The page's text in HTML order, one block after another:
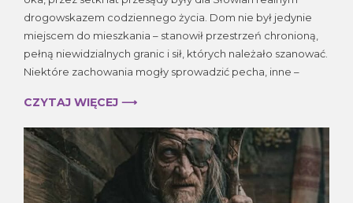
drogowskazem codziennego życia. Dom nie był jedynie
miejscem do mieszkania – stanowił przestrzeń chronioną,
pełną niewidzialnych granic i sił, których należało szanować.
Niektóre zachowania mogły sprowadzić pecha, inne –
CZYTAJ WIĘCEJ ⟶